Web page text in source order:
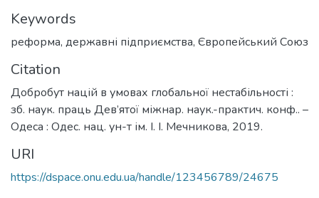
Keywords
реформа, державні підприємства, Європейський Союз
Citation
Добробут націй в умовах глобальної нестабільності :
зб. наук. праць Дев’ятої міжнар. наук.-практич. конф.. –
Одеса : Одес. нац. ун-т ім. І. І. Мечникова, 2019.
URI
https://dspace.onu.edu.ua/handle/123456789/24675